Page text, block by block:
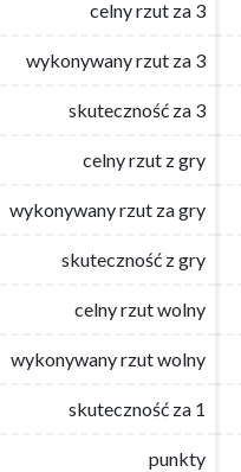
celny rzut za 3
wykonywany rzut za 3
skuteczność za 3
celny rzut z gry
wykonywany rzut za gry
skuteczność z gry
celny rzut wolny
wykonywany rzut wolny
skuteczność za 1
punkty
celny rzut za 3
wykonywany rzut za 3
skuteczność za 3
celny rzut z gry
wykonywany rzut za gry
skuteczność z gry
celny rzut wolny
wykonywany rzut wolny
skuteczność za 1
punkty